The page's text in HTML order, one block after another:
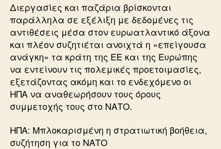
Διεργασίες και παζάρια βρίσκονται
παράλληλα σε εξέλιξη με δεδομένες τις
αντιθέσεις μέσα στον ευρωατλαντικό άξονα
και πλέον συζητιέται ανοιχτά η «επείγουσα
ανάγκη» τα κράτη της ΕΕ και της Ευρώπης
να εντείνουν τις πολεμικές προετοιμασίες,
εξετάζοντας ακόμη και το ενδεχόμενο οι
ΗΠΑ να αναθεωρήσουν τους όρους
συμμετοχής τους στο ΝΑΤΟ.
ΗΠΑ: Μπλοκαρισμένη η στρατιωτική βοήθεια,
συζήτηση για το ΝΑΤΟ